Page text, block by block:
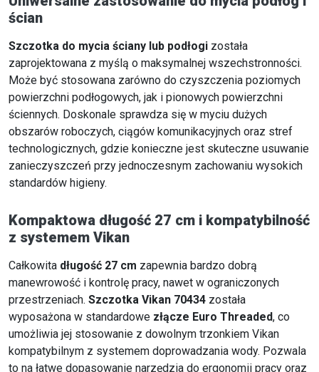
ścian
Szczotka do mycia ściany lub podłogi została
zaprojektowana z myślą o maksymalnej wszechstronności.
Może być stosowana zarówno do czyszczenia poziomych
powierzchni podłogowych, jak i pionowych powierzchni
ściennych. Doskonale sprawdza się w myciu dużych
obszarów roboczych, ciągów komunikacyjnych oraz stref
technologicznych, gdzie konieczne jest skuteczne usuwanie
zanieczyszczeń przy jednoczesnym zachowaniu wysokich
standardów higieny.
Kompaktowa długość 27 cm i kompatybilność
z systemem Vikan
Całkowita długość 27 cm zapewnia bardzo dobrą
manewrowość i kontrolę pracy, nawet w ograniczonych
przestrzeniach. Szczotka Vikan 70434 została
wyposażona w standardowe złącze Euro Threaded, co
umożliwia jej stosowanie z dowolnym trzonkiem Vikan
kompatybilnym z systemem doprowadzania wody. Pozwala
to na łatwe dopasowanie narzędzia do ergonomii pracy oraz